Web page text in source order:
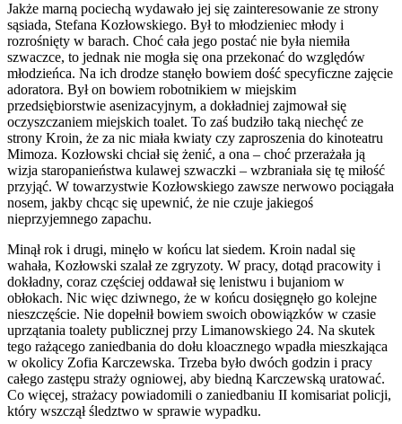
Jakże marną pociechą wydawało jej się zainteresowanie ze strony
sąsiada, Stefana Kozłowskiego. Był to młodzieniec młody i
rozrośnięty w barach. Choć cała jego postać nie była niemiła
szwaczce, to jednak nie mogła się ona przekonać do względów
młodzieńca. Na ich drodze stanęło bowiem dość specyficzne zajęcie
adoratora. Był on bowiem robotnikiem w miejskim
przedsiębiorstwie asenizacyjnym, a dokładniej zajmował się
oczyszczaniem miejskich toalet. To zaś budziło taką niechęć ze
strony Kroin, że za nic miała kwiaty czy zaproszenia do kinoteatru
Mimoza. Kozłowski chciał się żenić, a ona – choć przerażała ją
wizja staropanieństwa kulawej szwaczki – wzbraniała się tę miłość
przyjąć. W towarzystwie Kozłowskiego zawsze nerwowo pociągała
nosem, jakby chcąc się upewnić, że nie czuje jakiegoś
nieprzyjemnego zapachu.
Minął rok i drugi, minęło w końcu lat siedem. Kroin nadal się
wahała, Kozłowski szalał ze zgryzoty. W pracy, dotąd pracowity i
dokładny, coraz częściej oddawał się lenistwu i bujaniom w
obłokach. Nic więc dziwnego, że w końcu dosięgnęło go kolejne
nieszczęście. Nie dopełnił bowiem swoich obowiązków w czasie
uprzątania toalety publicznej przy Limanowskiego 24. Na skutek
tego rażącego zaniedbania do dołu kloacznego wpadła mieszkająca
w okolicy Zofia Karczewska. Trzeba było dwóch godzin i pracy
całego zastępu straży ogniowej, aby biedną Karczewską uratować.
Co więcej, strażacy powiadomili o zaniedbaniu II komisariat policji,
który wszczął śledztwo w sprawie wypadku.